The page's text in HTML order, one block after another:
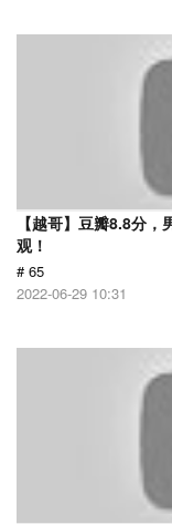
【越哥】豆瓣8.8分
观！
# 65
2022-06-29 10:31